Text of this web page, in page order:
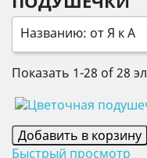
Названию: от Я к А
Показать 1-28 of 28
Добавить в корзину
Быстрый просмотр